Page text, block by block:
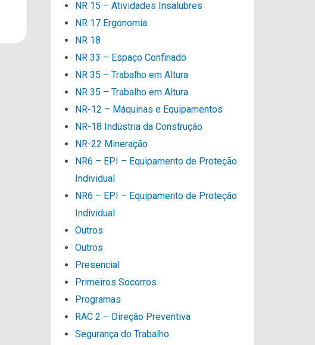
NR 15 – Atividades Insalubres
NR 17 Ergonomia
NR 18
NR 33 – Espaço Confinado
NR 35 – Trabalho em Altura
NR 35 – Trabalho em Altura
NR-12 – Máquinas e Equipamentos
NR-18 Indústria da Construção
NR-22 Mineração
NR6 – EPI – Equipamento de Proteção
Individual
NR6 – EPI – Equipamento de Proteção
Individual
Outros
Outros
Presencial
Primeiros Socorros
Programas
RAC 2 – Direção Preventiva
Segurança do Trabalho